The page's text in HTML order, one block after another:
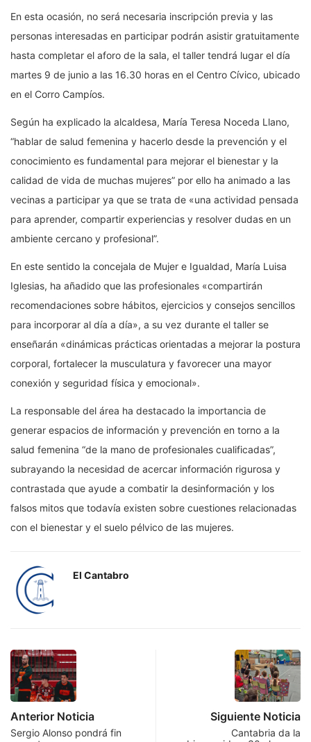
En esta ocasión, no será necesaria inscripción previa y las
personas interesadas en participar podrán asistir gratuitamente
hasta completar el aforo de la sala, el taller tendrá lugar el día
martes 9 de junio a las 16.30 horas en el Centro Cívico, ubicado
en el Corro Campíos.
Según ha explicado la alcaldesa, María Teresa Noceda Llano,
“hablar de salud femenina y hacerlo desde la prevención y el
conocimiento es fundamental para mejorar el bienestar y la
calidad de vida de muchas mujeres” por ello ha animado a las
vecinas a participar ya que se trata de «una actividad pensada
para aprender, compartir experiencias y resolver dudas en un
ambiente cercano y profesional”.
En este sentido la concejala de Mujer e Igualdad, María Luisa
Iglesias, ha añadido que las profesionales «compartirán
recomendaciones sobre hábitos, ejercicios y consejos sencillos
para incorporar al día a día», a su vez durante el taller se
enseñarán «dinámicas prácticas orientadas a mejorar la postura
corporal, fortalecer la musculatura y favorecer una mayor
conexión y seguridad física y emocional».
La responsable del área ha destacado la importancia de
generar espacios de información y prevención en torno a la
salud femenina “de la mano de profesionales cualificadas”,
subrayando la necesidad de acercar información rigurosa y
contrastada que ayude a combatir la desinformación y los
falsos mitos que todavía existen sobre cuestiones relacionadas
con el bienestar y el suelo pélvico de las mujeres.
El Cantabro
Anterior Noticia
Sergio Alonso pondrá fin
Siguiente Noticia
Cantabria da la